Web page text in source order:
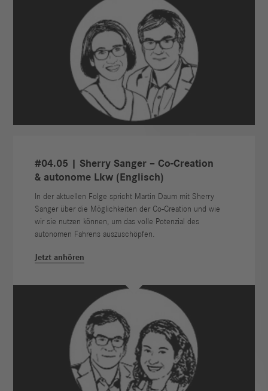
#04.05 | Sherry Sanger – Co-Creation
& autonome Lkw (Englisch)
In der aktuellen Folge spricht Martin Daum mit Sherry
Sanger über die Möglichkeiten der Co-Creation und wie
wir sie nutzen können, um das volle Potenzial des
autonomen Fahrens auszuschöpfen.
Jetzt anhören